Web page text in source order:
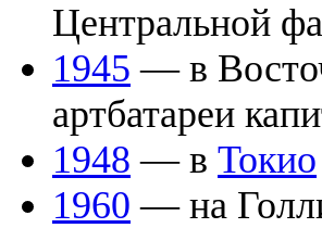
Центральной
1945 — в
артбатареи
1948 — в Токио
1960 — на